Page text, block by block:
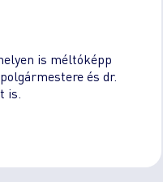
is méltóképp
és dr.
is.